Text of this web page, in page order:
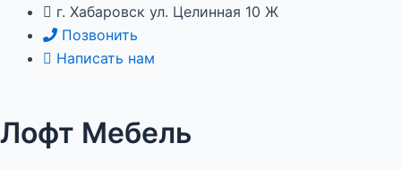
Перейти
содержимому
г. Хабаровск ул. Целинная 10 Ж
Позвонить
Написать нам
Лофт Мебель
Навигация
по
записям